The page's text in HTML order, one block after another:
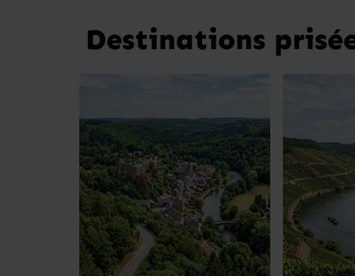
Destinations